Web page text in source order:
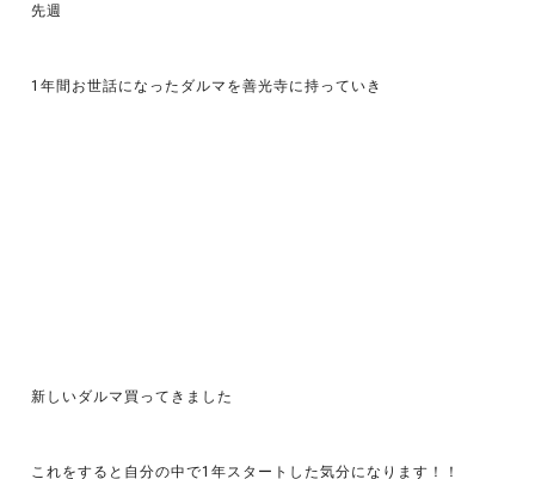
先週
1年間お世話になったダルマを善光寺に持っていき
新しいダルマ買ってきました
これをすると自分の中で1年スタートした気分になります！！